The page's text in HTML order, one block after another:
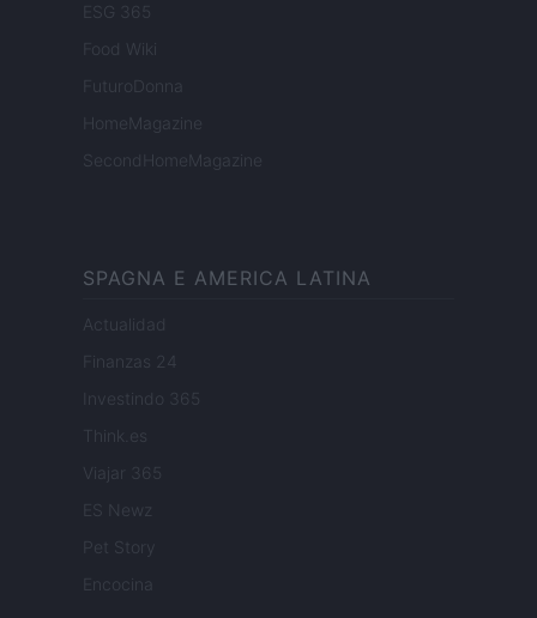
ESG 365
Food Wiki
FuturoDonna
HomeMagazine
SecondHomeMagazine
SPAGNA E AMERICA LATINA
Actualidad
Finanzas 24
Investindo 365
Think.es
Viajar 365
ES Newz
Pet Story
Encocina